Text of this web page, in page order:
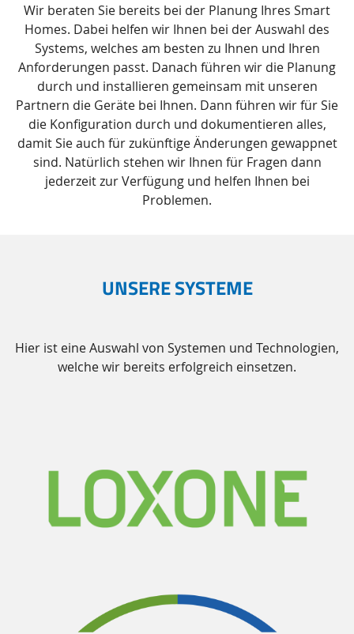
Wir beraten Sie bereits bei der Planung Ihres Smart
Homes. Dabei helfen wir Ihnen bei der Auswahl des
Systems, welches am besten zu Ihnen und Ihren
Anforderungen passt. Danach führen wir die Planung
durch und installieren gemeinsam mit unseren
Partnern die Geräte bei Ihnen. Dann führen wir für Sie
die Konfiguration durch und dokumentieren alles,
damit Sie auch für zukünftige Änderungen gewappnet
sind. Natürlich stehen wir Ihnen für Fragen dann
jederzeit zur Verfügung und helfen Ihnen bei
Problemen.
UNSERE SYSTEME
Hier ist eine Auswahl von Systemen und Technologien,
welche wir bereits erfolgreich einsetzen.